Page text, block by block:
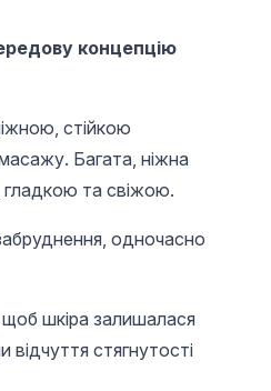
концепцію
стійкою
Багата, ніжна
та свіжою.
одночасно
шкіра залишалася
стягнутості